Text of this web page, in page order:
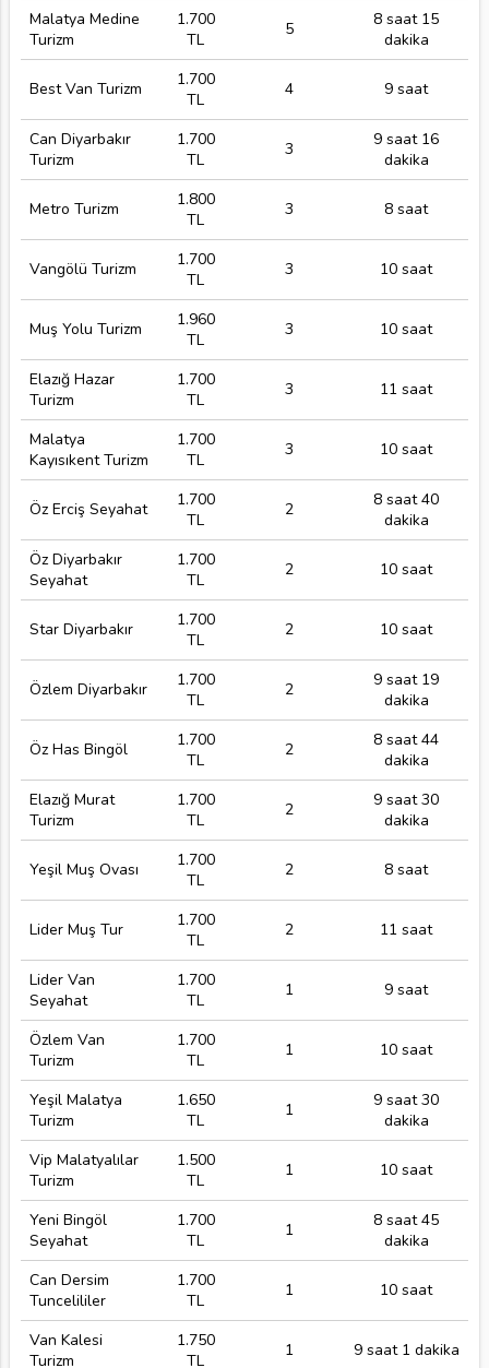
Malatya Medine
Turizm
1.700
TL
5
8 saat 15
dakika
Best Van Turizm
1.700
TL
4 9 saat
Can Diyarbakır
Turizm
1.700
TL
3
9 saat 16
dakika
Metro Turizm
1.800
TL
3 8 saat
Vangölü Turizm
1.700
TL
3 10 saat
Muş Yolu Turizm
1.960
TL
3 10 saat
Elazığ Hazar
Turizm
1.700
TL
3 11 saat
Malatya
Kayısıkent Turizm
1.700
TL
3 10 saat
Öz Erciş Seyahat
1.700
TL
2
8 saat 40
dakika
Öz Diyarbakır
Seyahat
1.700
TL
2 10 saat
Star Diyarbakır
1.700
TL
2 10 saat
Özlem Diyarbakır
1.700
TL
2
9 saat 19
dakika
Öz Has Bingöl
1.700
TL
2
8 saat 44
dakika
Elazığ Murat
Turizm
1.700
TL
2
9 saat 30
dakika
Yeşil Muş Ovası
1.700
TL
2 8 saat
Lider Muş Tur
1.700
TL
2 11 saat
Lider Van
Seyahat
1.700
TL
1 9 saat
Özlem Van
Turizm
1.700
TL
1 10 saat
Yeşil Malatya
Turizm
1.650
TL
1
9 saat 30
dakika
Vip Malatyalılar
Turizm
1.500
TL
1 10 saat
Yeni Bingöl
Seyahat
1.700
TL
1
8 saat 45
dakika
Can Dersim
Tuncelililer
1.700
TL
1 10 saat
Van Kalesi
Turizm
1.750
TL
1 9 saat 1 dakika